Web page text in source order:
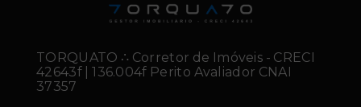
TORQUATO ∴ Corretor de Imóveis - CRECI
42643f | 136.004f Perito Avaliador CNAI
37357